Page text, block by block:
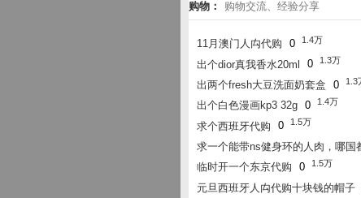
购物： 购物交流、经验分享
11月澳门人禸代购 0 1.4万
出个dior真我香水20ml 0 1.3万
出两个fresh大豆洗面奶套盒 0 1.3
出个白色漫画kp3 32g 0 1.4万
求个西班牙代购 0 1.5万
求一个能带ns健身环的人肉，哪国
临时开一个东京代购 0 1.5万
元旦西班牙人禸代购十块钱的帽子